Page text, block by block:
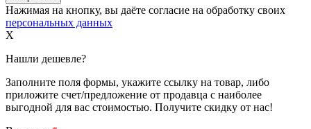
Нажимая на кнопку, вы даёте согласие на обработку своих
персональных данных
X
Нашли дешевле?
Заполните поля формы, укажите ссылку на товар, либо
приложите счет/предложение от продавца с наиболее
выгодной для вас стоимостью. Получите скидку от нас!